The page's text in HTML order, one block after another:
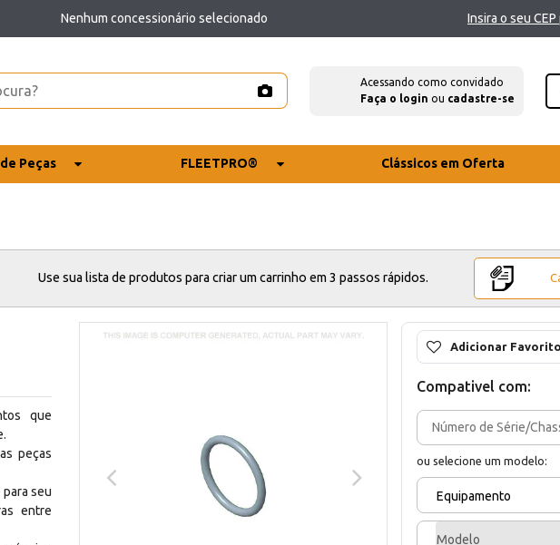
Nenhum concessionário selecionado Insira o seu
Acessando como convidado
Faça o login ou cadastre-se
Peças FLEETPRO® Clássicos em Oferta
Use sua lista de produtos para criar um carrinho em 3 passos rápidos.
que
peças
seu
entre
Adicionar Favorito
Compativel com:
ou selecione um modelo:
Equipamento
Modelo